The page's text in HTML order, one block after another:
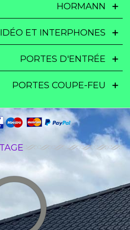
HORMANN
ET INTERPHONES
PORTES D'ENTRÉE
PORTES COUPE-FEU